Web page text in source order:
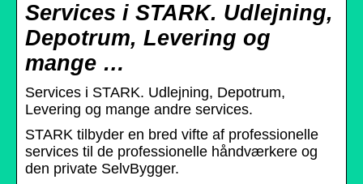
Services i STARK. Udlejning,
Depotrum, Levering og
mange …
Services i STARK. Udlejning, Depotrum,
Levering og mange andre services.
STARK tilbyder en bred vifte af professionelle
services til de professionelle håndværkere og
den private SelvBygger.